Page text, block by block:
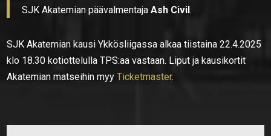
SJK Akatemian päävalmentajaAsh Civil.
SJK Akatemian kausi Ykkösliigassa alkaa tiistaina 22.4.2025
klo 18.30 kotiottelulla TPS:aa vastaan. Liput ja kausikortit
Akatemian matseihin myyTicketmaster.